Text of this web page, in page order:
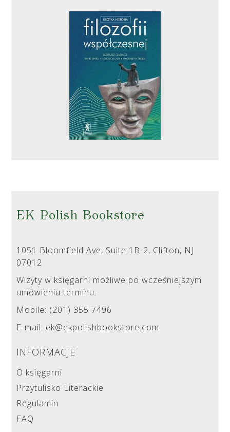
EK Polish Bookstore
1051 Bloomfield Ave, Suite 1B-2, Clifton, NJ
07012
Wizyty w księgarni możliwe po wcześniejszym
umówieniu terminu.
Mobile: (201) 355 7496
E-mail: ek@ekpolishbookstore.com
INFORMACJE
O księgarni
Przytulisko Literackie
Regulamin
FAQ